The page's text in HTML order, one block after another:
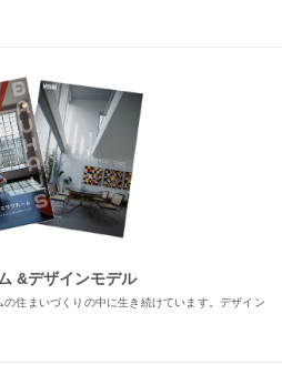
&デザインモデル
住まいづくりの中に生き続けています。デザイン